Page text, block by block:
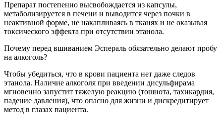
Препарат постепенно высвобождается из капсулы,
метаболизируется в печени и выводится через почки в
неактивной форме, не накапливаясь в тканях и не оказывая
токсического эффекта при отсутствии этанола.
Почему перед вшиванием Эспераль обязательно делают пробу
на алкоголь?
Чтобы убедиться, что в крови пациента нет даже следов
этанола. Наличие алкоголя при введении дисульфирама
мгновенно запустит тяжелую реакцию (тошнота, тахикардия,
падение давления), что опасно для жизни и дискредитирует
метод в глазах пациента.